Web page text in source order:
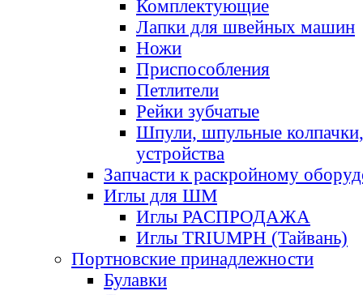
Комплектующие
Лапки для швейных машин
Ножи
Приспособления
Петлители
Рейки зубчатые
Шпули, шпульные
устройства
Запчасти к раскройному
Иглы для ШМ
Иглы РАСПРОДАЖА
Иглы TRIUMPH (Тайвань)
Портновские принадлежности
Булавки